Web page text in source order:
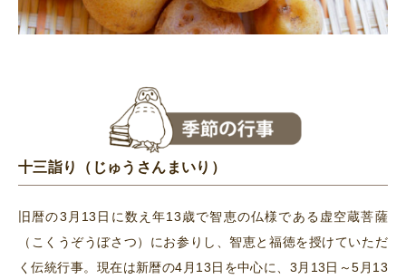
十三詣り（じゅうさんまいり）
旧暦の3月13日に数え年13歳で智恵の仏様である虚空蔵菩薩
（こくうぞうぼさつ）にお参りし、智恵と福徳を授けていただ
く伝統行事。現在は新暦の4月13日を中心に、3月13日～5月13